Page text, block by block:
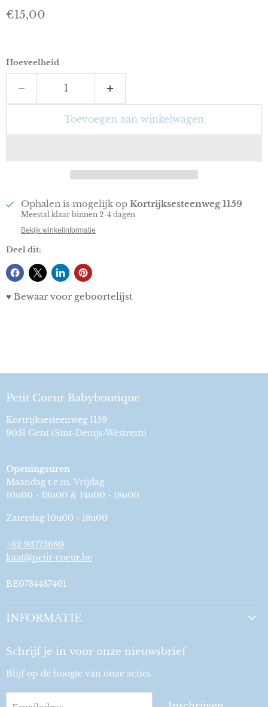
Huidige prijs
€15,00
Hoeveelheid
Toevoegen aan winkelwagen
Ophalen is mogelijk op Kortrijksesteenweg 1159
Meestal klaar binnen 2-4 dagen
Bekijk winkelinformatie
Deel dit:
♥ Bewaar voor geboortelijst
Petit Coeur Babyboutique
Kortrijksesteenweg 1159
9051 Gent (Sint-Denijs-Westrem)
Openingsuren
Maandag t.e.m. Vrijdag
10u00 - 13u00 & 14u00 - 18u00
Zaterdag 10u00 - 18u00
+32 93775680
kaat@petit-coeur.be
BE0784487401
INFORMATIE
Schrijf je in voor onze nieuwsbrief
Blijf op de hoogte van onze acties